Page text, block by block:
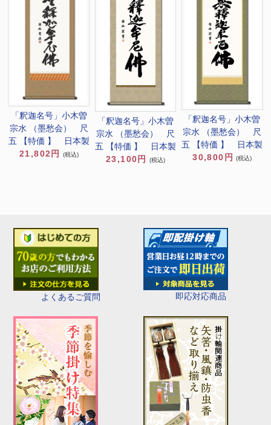
よくあるご質問 即応対応商品
「釈迦名号」小木曽
宗水 （墨愁会） 尺
五 【特価 】 日本製
21,802円
(税込)
「釈迦名号」小木曽
宗水 （墨愁会） 尺
五 【特価 】 日本製
23,100円
(税込)
「釈迦名号」小木曽
宗水 （墨愁会） 尺
五 【特価 】 日本製
30,800円
(税込)